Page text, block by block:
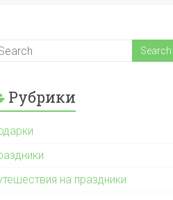
Рубрики
на праздники